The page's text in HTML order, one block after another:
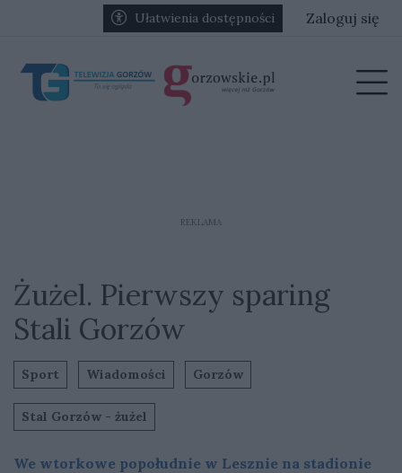
Przejdź do głównych treści
Przejdź do głównego menuUłatwienia dostępności Zaloguj się
REKLAMA
Żużel. Pierwszy sparing
Stali Gorzów
Sport Wiadomości Gorzów
Stal Gorzów - żużel
We wtorkowe popołudnie w Lesznie na stadionie